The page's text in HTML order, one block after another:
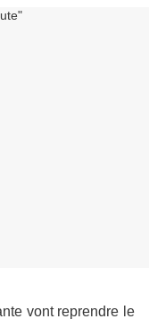
vont reprendre le